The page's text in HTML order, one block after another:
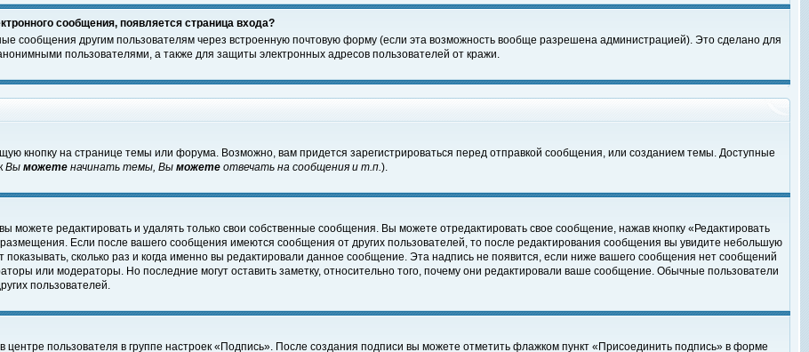
сообщения, появляется страница входа?
сообщения другим пользователям через встроенную почтовую форму (если эта возможность вообще разрешена администрацией). Это сделано для
пользователями, а также для защиты электронных адресов пользователей от кражи.
кнопку на странице темы или форума. Возможно, вам придется зарегистрироваться перед отправкой сообщения, или созданием темы. Доступные
Вы можете начинать темы, Вы можете отвечать на сообщения и т.п.).
редактировать и удалять только свои собственные сообщения. Вы можете отредактировать свое сообщение, нажав кнопку «Редактировать
Если после вашего сообщения имеются сообщения от других пользователей, то после редактирования сообщения вы увидите небольшую
сколько раз и когда именно вы редактировали данное сообщение. Эта надпись не появится, если ниже вашего сообщения нет сообщений
или модераторы. Но последние могут оставить заметку, относительно того, почему они редактировали ваше сообщение. Обычные пользователи
пользователей.
пользователя в группе настроек «Подпись». После создания подписи вы можете отметить флажком пункт «Присоединить подпись» в форме